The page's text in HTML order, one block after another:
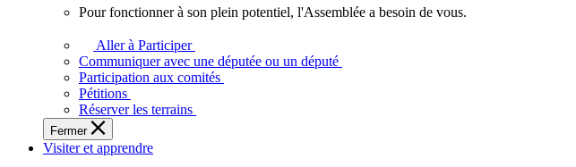
Ontariens.
fonctionner
plein
potentiel,
l'Assemblée
a
besoin
Pour fonctionner à son plein potentiel, l'Assemblée a besoin de vous.
Aller à Participer
Communiquer avec une députée ou un député
Participation aux comités
Pétitions
Réserver les terrains
Fermer
Visiter et apprendre